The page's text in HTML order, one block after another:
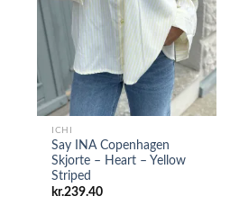
ICHI
Say INA Copenhagen
Skjorte – Heart – Yellow
Striped
kr.239.40